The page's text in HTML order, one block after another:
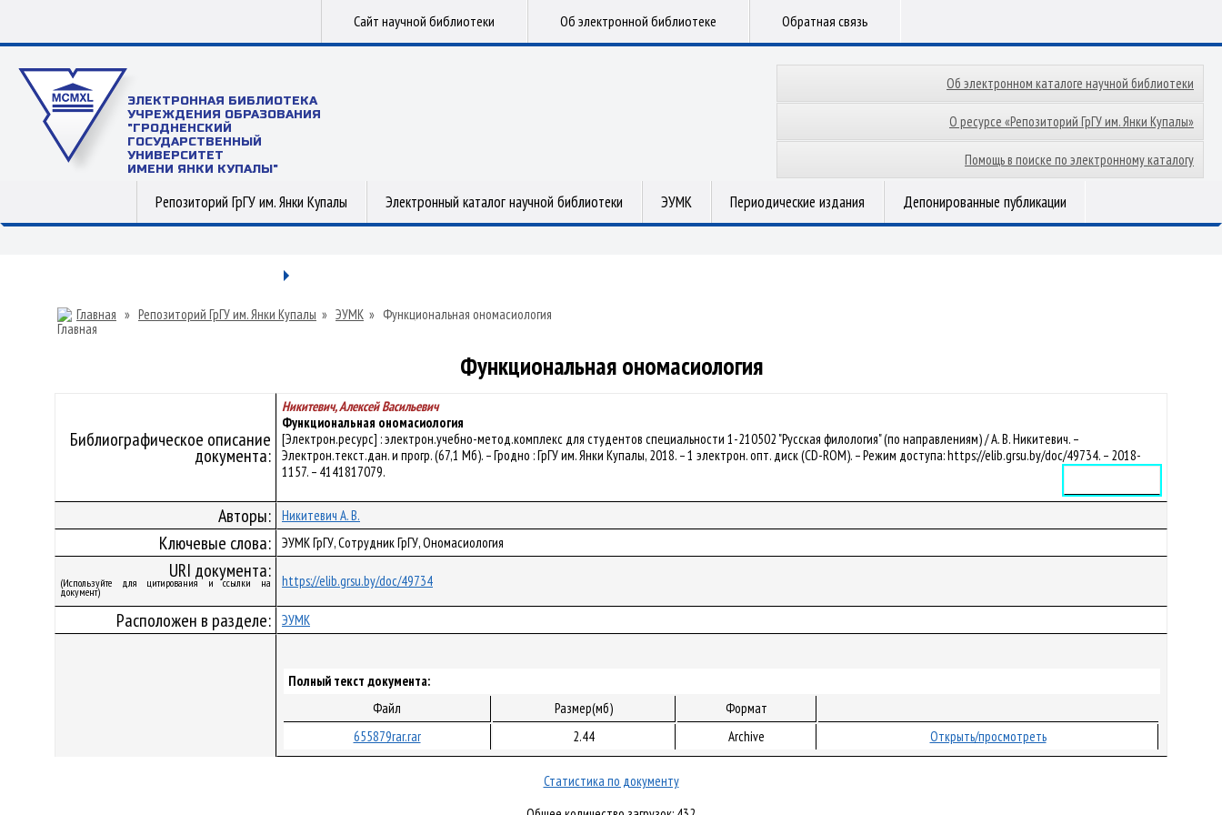
Сайт научной библиотеки Об электронной библиотеке Обратная связь
ЭЛЕКТРОННАЯ БИБЛИОТЕКА
УЧРЕЖДЕНИЯ ОБРАЗОВАНИЯ
"ГРОДНЕНСКИЙ
ГОСУДАРСТВЕННЫЙ
УНИВЕРСИТЕТ
ИМЕНИ ЯНКИ КУПАЛЫ"
Об электронном каталоге научной библиотеки
О ресурсе «Репозиторий ГрГУ им. Янки Купалы»
Помощь в поиске по электронному каталогу
Репозиторий ГрГУ им. Янки Купалы Электронный каталог научной библиотеки ЭУМК Периодические издания Депонированные публикации
Главная » Репозиторий ГрГУ им. Янки Купалы » ЭУМК » Функциональная ономасиология
Функциональная ономасиология
Библиографическое описание
документа:
Никитевич, Алексей Васильевич
Функциональная ономасиология
[Электрон.ресурс] : электрон.учебно-метод.комплекс для студентов специальности 1-210502 "Русская филология" (по направлениям) / А. В. Никитевич. –
Электрон.текст.дан. и прогр. (67,1 Мб). – Гродно : ГрГУ им. Янки Купалы, 2018. – 1 электрон. опт. диск (CD-ROM). – Режим доступа: https://elib.grsu.by/doc/49734. – 2018-
1157. – 4141817079.
Авторы: Никитевич А. В.
Ключевые слова: ЭУМК ГрГУ, Сотрудник ГрГУ, Ономасиология
URI документа:
(Используйте для цитирования и ссылки на
документ)
https://elib.grsu.by/doc/49734
Расположен в разделе: ЭУМК
Полный текст документа:
Файл
Размер(мб)
Формат
655879rar.rar
2.44 Archive Открыть/просмотреть
Статистика по документу